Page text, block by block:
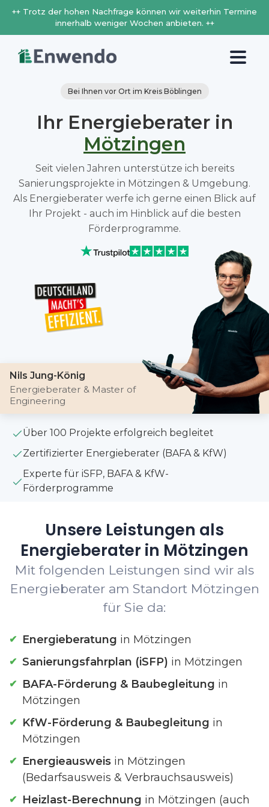
++ Trotz der hohen Nachfrage können wir weiterhin Termine
innerhalb weniger Wochen anbieten. ++
Bei Ihnen vor Ort im Kreis Böblingen
Ihr Energieberater in
Mötzingen
Seit vielen Jahren unterstütze ich bereits
Sanierungsprojekte in Mötzingen & Umgebung.
Als Energieberater werfe ich gerne einen Blick auf
Ihr Projekt - auch im Hinblick auf die besten
Förderprogramme.
Nils Jung-König
Energieberater & Master of
Engineering
Über 100 Projekte erfolgreich begleitet
Zertifizierter Energieberater (BAFA & KfW)
Experte für iSFP, BAFA & KfW-
Förderprogramme
Unsere Leistungen als
Energieberater in Mötzingen
Mit folgenden Leistungen sind wir als
Energieberater am Standort Mötzingen
für Sie da:
Energieberatung in Mötzingen
Sanierungsfahrplan (iSFP) in Mötzingen
BAFA-Förderung & Baubegleitung in
Mötzingen
KfW-Förderung & Baubegleitung in
Mötzingen
Energieausweis in Mötzingen
(Bedarfsausweis & Verbrauchsausweis)
Heizlast-Berechnung in Mötzingen (auch